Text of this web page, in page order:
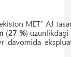
MET” AJ
(27 %)
davomida